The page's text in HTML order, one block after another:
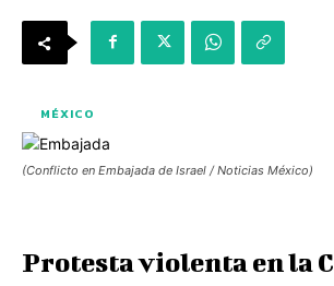
MÉXICO
(Conflicto en Embajada de Israel / Noticias México)
Protesta violenta en la